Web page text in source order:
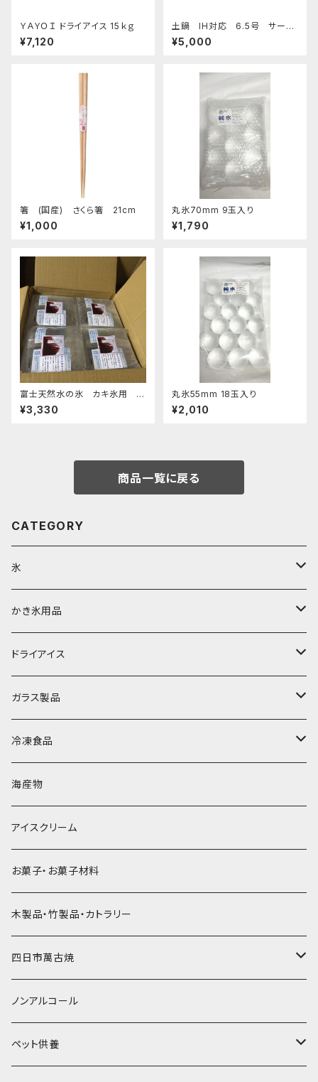
ＹＡＹＯＩ ドライアイス 15ｋｇ
¥7,120
土鍋 IH対応 6.5号 サーマ
テック チョコレート
¥5,000
箸 (国産) さくら箸 21cm
¥1,000
丸氷70mm 9玉入り
¥1,790
富士天然水の氷 カキ氷用 2
kg 4個セット 発泡スチロール箱
入り
¥3,330
丸氷55mm 18玉入り
¥2,010
商品一覧に戻る
CATEGORY
氷
富士天然水の氷
丸氷
直径70mm
直径65mm
角氷
砕氷
氷河の氷
氷アイテム
かき氷用品
かき氷シロップ
無果汁1.8Lパック
無果汁1Lパック
無添加瓶シロップ
かき氷機・かき氷器
かき氷カップ
発泡スチロール無地-使い捨て
発泡スチロールプリント柄
かき氷スプーン・スプーンストロー
プラスチック・スプーン
プラスチック・スプーンストロー
コンデンスミルク・練乳・あんこ
かき氷セット
その他かき氷用品
ドライアイス
ドライアイス3ｋｇ
ドライアイス4ｋｇ
ドライアイス5ｋｇ
ドライアイス8ｋｇ
ドライアイス10ｋｇ
ドライアイス15ｋｇ
ドライアイス20ｋｇ
ドライアイス25ｋｇ
ガラス製品
オンザロック・グラス
ビール・グラス
タンブラー
かき氷器
冷凍食品
肉まん・あんまん
パスタ・スパゲッティ
惣菜
海産物
アイスクリーム
お菓子・お菓子材料
木製品・竹製品・カトラリー
四日市萬古焼
土鍋・土釜
一般土鍋
皿・椀・丼・小物
ノンアルコール
ペット供養